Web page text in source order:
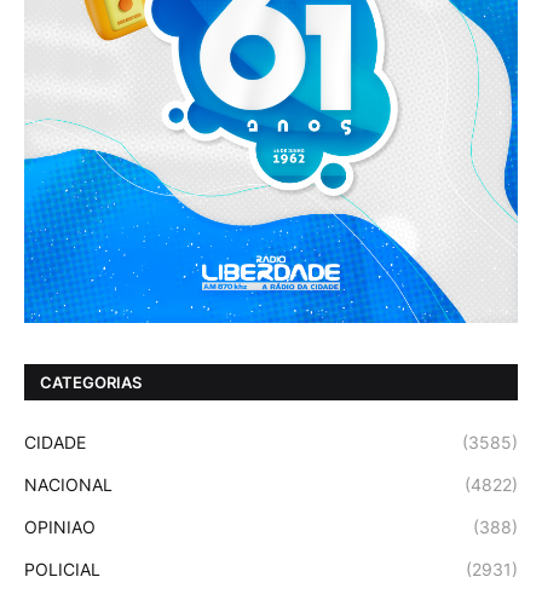
CATEGORIAS
CIDADE (3585)
NACIONAL (4822)
OPINIAO (388)
POLICIAL (2931)